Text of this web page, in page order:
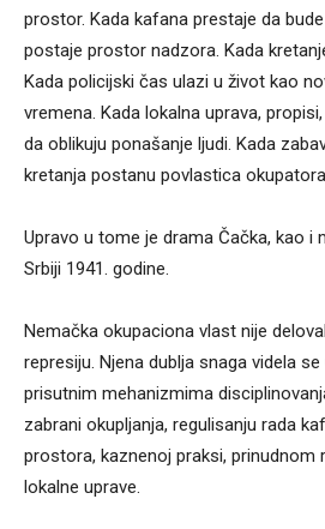
prostor. Kada kafana prestaje da
postaje prostor nadzora. Kada
Kada policijski čas ulazi u život kao
vremena. Kada lokalna uprava,
da oblikuju ponašanje ljudi. Kada
kretanja postanu povlastica
Upravo u tome je drama Čačka, kao i
Srbiji 1941. godine.
Nemačka okupaciona vlast nije
represiju. Njena dublja snaga videla
prisutnim mehanizmima
zabrani okupljanja, regulisanju rada
prostora, kaznenoj praksi, prinudnom
lokalne uprave.